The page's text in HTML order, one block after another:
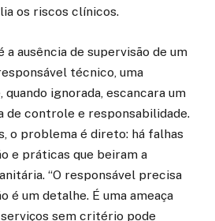
os riscos clínicos.
ausência de supervisão de um
técnico, uma
quando ignorada, escancara um
controle e responsabilidade.
o problema é direto: há falhas
e práticas que beiram a
“O responsável precisa
é um detalhe. É uma ameaça
sem critério pode